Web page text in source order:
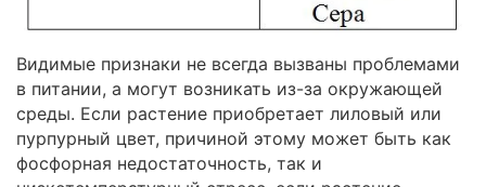
Видимые признаки не всегда вызваны проблемами
в питании, а могут возникать из-за окружающей
среды. Если растение приобретает лиловый или
пурпурный цвет, причиной этому может быть как
фосфорная недостаточность, так и